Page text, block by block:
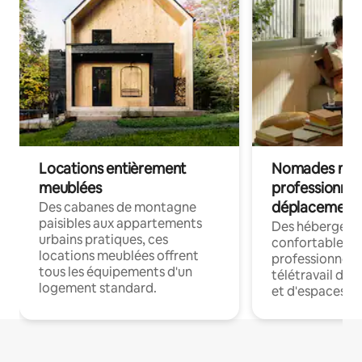
Locations entièrement
meublées
Des cabanes de montagne
paisibles aux appartements
urbains pratiques, ces
locations meublées offrent
tous les équipements d'un
logement standard.
Nomades
déplacement
Des
confortables
professionnels
télétravail
et d'espaces